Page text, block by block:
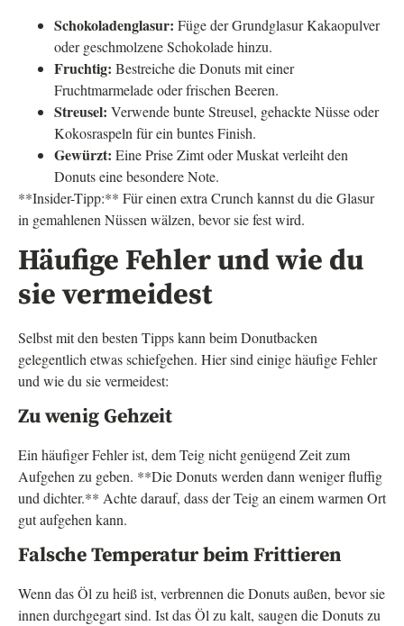
Schokoladenglasur: Füge der Grundglasur Kakaopulver
oder geschmolzene Schokolade hinzu.
Fruchtig: Bestreiche die Donuts mit einer
Fruchtmarmelade oder frischen Beeren.
Streusel: Verwende bunte Streusel, gehackte Nüsse oder
Kokosraspeln für ein buntes Finish.
Gewürzt: Eine Prise Zimt oder Muskat verleiht den
Donuts eine besondere Note.
**Insider-Tipp:** Für einen extra Crunch kannst du die Glasur
in gemahlenen Nüssen wälzen, bevor sie fest wird.
Häufige Fehler und wie du
sie vermeidest
Selbst mit den besten Tipps kann beim Donutbacken
gelegentlich etwas schiefgehen. Hier sind einige häufige Fehler
und wie du sie vermeidest:
Zu wenig Gehzeit
Ein häufiger Fehler ist, dem Teig nicht genügend Zeit zum
Aufgehen zu geben. **Die Donuts werden dann weniger fluffig
und dichter.** Achte darauf, dass der Teig an einem warmen Ort
gut aufgehen kann.
Falsche Temperatur beim Frittieren
Wenn das Öl zu heiß ist, verbrennen die Donuts außen, bevor sie
innen durchgegart sind. Ist das Öl zu kalt, saugen die Donuts zu